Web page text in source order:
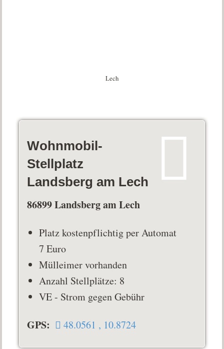
Lech
Wohnmobil-
Stellplatz
Landsberg am Lech
86899 Landsberg am Lech
Platz kostenpflichtig per Automat
7 Euro
Mülleimer vorhanden
Anzahl Stellplätze: 8
VE - Strom gegen Gebühr
GPS: 48.0561 , 10.8724